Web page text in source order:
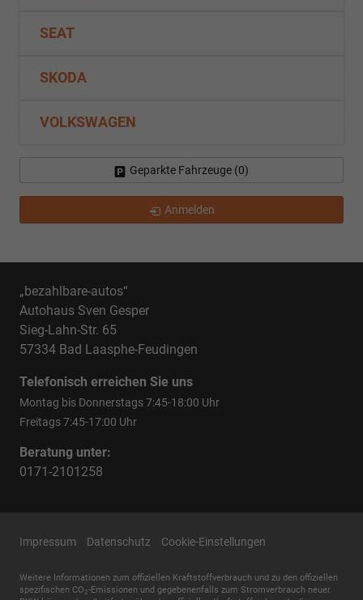
SEAT
SKODA
VOLKSWAGEN
Geparkte Fahrzeuge (0)
Anmelden
„bezahlbare-autos“
Autohaus Sven Gesper
Sieg-Lahn-Str. 65
57334 Bad Laasphe-Feudingen
Telefonisch erreichen Sie uns
Montag bis Donnerstags 7:45-18:00 Uhr
Freitags 7:45-17:00 Uhr
Beratung unter:
0171-2101258
Impressum Datenschutz Cookie-Einstellungen
Weitere Informationen zum offiziellen Kraftstoffverbrauch und zu den offiziellen
spezifischen CO2-Emissionen und gegebenenfalls zum Stromverbrauch neuer